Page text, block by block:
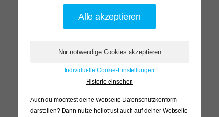
Individuelle Cookie-Einstellungen
Historie einsehen
Auch du möchtest deine Webseite Datenschutzkonform
darstellen? Dann nutze hellotrust auch auf deiner Webseite